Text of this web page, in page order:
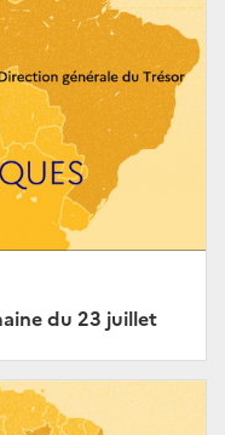
du 23 juillet